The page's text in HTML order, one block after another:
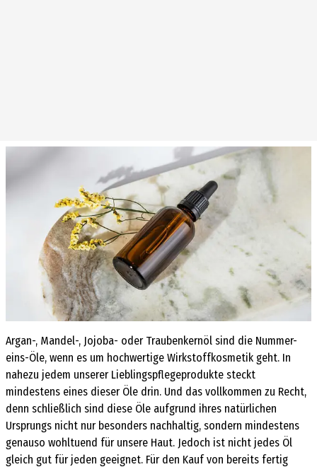
Argan-, Mandel-, Jojoba- oder Traubenkernöl sind die Nummer-
eins-Öle, wenn es um hochwertige Wirkstoffkosmetik geht. In
nahezu jedem unserer Lieblingspflegeprodukte steckt
mindestens eines dieser Öle drin. Und das vollkommen zu Recht,
denn schließlich sind diese Öle aufgrund ihres natürlichen
Ursprungs nicht nur besonders nachhaltig, sondern mindestens
genauso wohltuend für unsere Haut. Jedoch ist nicht jedes Öl
gleich gut für jeden geeignet. Für den Kauf von bereits fertig